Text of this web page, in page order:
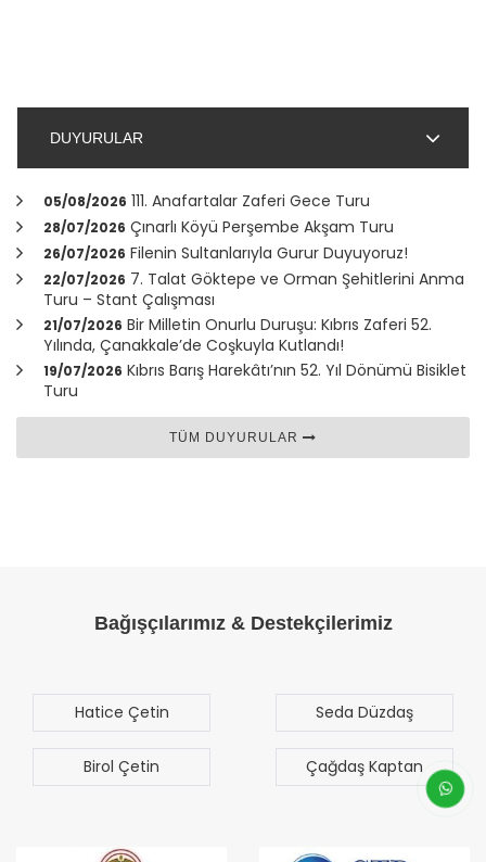
DUYURULAR
05/08/2026 111. Anafartalar Zaferi Gece Turu
28/07/2026 Çınarlı Köyü Perşembe Akşam Turu
26/07/2026 Filenin Sultanlarıyla Gurur Duyuyoruz!
22/07/2026 7. Talat Göktepe ve Orman Şehitlerini Anma
Turu – Stant Çalışması
21/07/2026 Bir Milletin Onurlu Duruşu: Kıbrıs Zaferi 52.
Yılında, Çanakkale’de Coşkuyla Kutlandı!
19/07/2026 Kıbrıs Barış Harekâtı’nın 52. Yıl Dönümü Bisiklet
Turu
TÜM DUYURULAR
Bağışçılarımız & Destekçilerimiz
Seda Düzdaş
Çağdaş Kaptan
Mehmet Mert
Sezgen
Bilal Türk